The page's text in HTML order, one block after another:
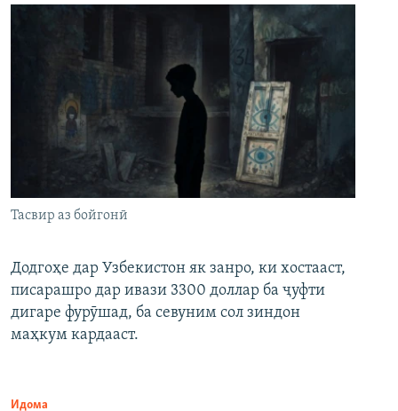
Тасвир аз бойгонӣ
Додгоҳе дар Узбекистон як занро, ки хостааст,
писарашро дар ивази 3300 доллар ба ҷуфти
дигаре фурӯшад, ба севуним сол зиндон
маҳкум кардааст.
Идома